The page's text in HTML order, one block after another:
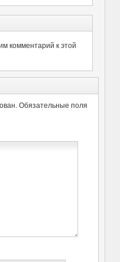
комментарий к этой
Обязательные поля